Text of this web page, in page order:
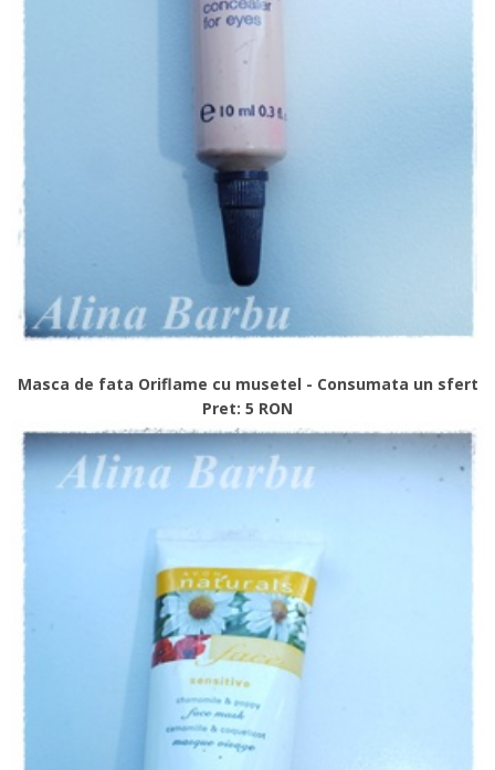
Masca de fata Oriflame cu musetel - Consumata un sfert
Pret: 5 RON